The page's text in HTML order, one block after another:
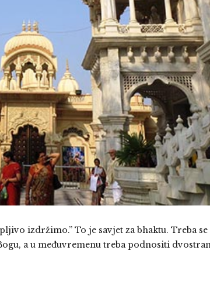
izdržimo.” To je savjet za bhaktu. Treba se
a u međuvremenu treba podnositi